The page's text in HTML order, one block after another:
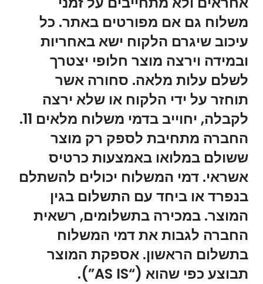
משלוח גם אם מפורטים באתר. כל
עיכוב שיגרם הלקוח ישא באחריות
ובמידה וירצה מוצר חלופי יצטרך
לשלם עלות מלאה. סחורה אשר
תוחזר על ידי הלקוח או שלא ירצה
לקבלה, יחוייב בדמי משלוח מלאים 11.
החברה מתחיבת לספק רק מוצר
ששולם במלואו באמצעות כרטיס
אשראי. דמי המשלוח יכולים להשתלם
בנפרד או ביחד עם התשלום בגין
המוצר. במכירה בתשלומים, רשאית
החברה לגבות את דמי המשלוח
בתשלום הראשון. אספקת המוצר
תבוצע כפי שהוא (“AS IS”).